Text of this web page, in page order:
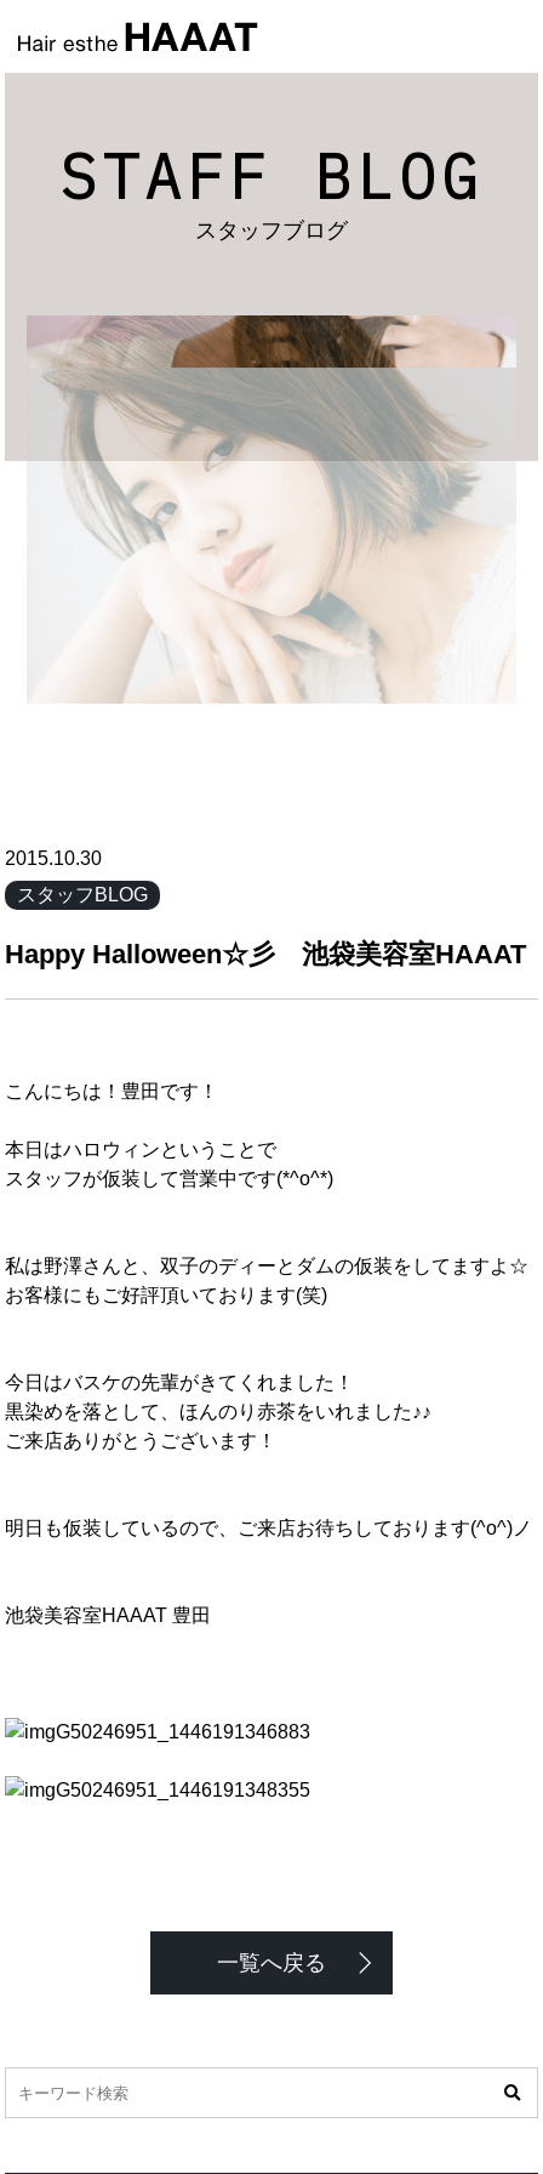
STAFF BLOG
スタッフブログ
2015.10.30
スタッフBLOG
Happy Halloween☆彡 池袋美容室HAAAT
こんにちは！豊田です！
本日はハロウィンということで
スタッフが仮装して営業中です(*^o^*)
私は野澤さんと、双子のディーとダムの仮装をしてますよ☆
お客様にもご好評頂いております(笑)
今日はバスケの先輩がきてくれました！
黒染めを落として、ほんのり赤茶をいれました♪♪
ご来店ありがとうございます！
明日も仮装しているので、ご来店お待ちしております(^o^)ノ
池袋美容室HAAAT 豊田
一覧へ戻る